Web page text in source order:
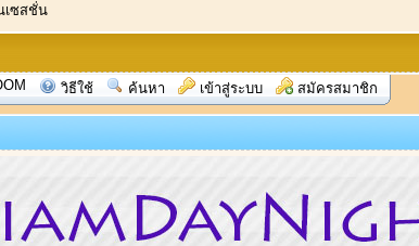
เซสชั่น
วิธีใช้ ค้นหา เข้าสู่ระบบ สมัครสมาชิก